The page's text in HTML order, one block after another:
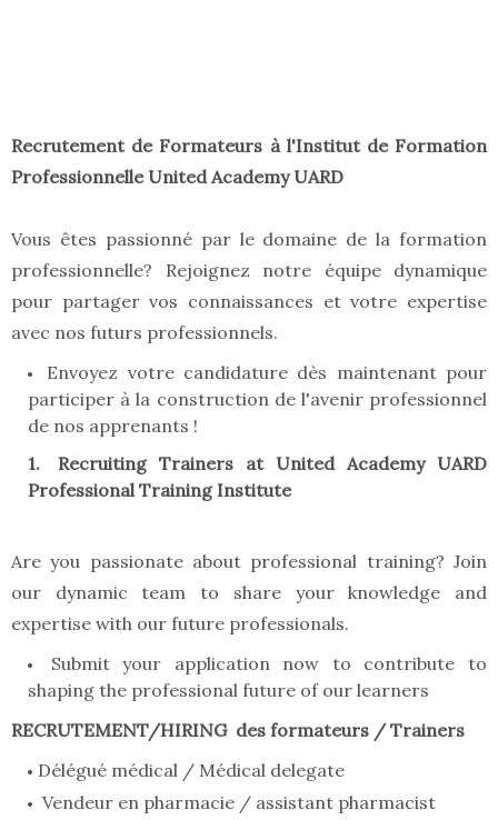
Recrutement de Formateurs à l'Institut de Formation
Professionnelle United Academy UARD
Vous êtes passionné par le domaine de la formation
professionnelle? Rejoignez notre équipe dynamique
pour partager vos connaissances et votre expertise
avec nos futurs professionnels.
Envoyez votre candidature dès maintenant pour
participer à la construction de l'avenir professionnel
de nos apprenants !
Recruiting Trainers at United Academy UARD
Professional Training Institute
Are you passionate about professional training? Join
our dynamic team to share your knowledge and
expertise with our future professionals.
Submit your application now to contribute to
shaping the professional future of our learners
RECRUTEMENT/HIRING des formateurs / Trainers
Délégué médical / Médical delegate
Vendeur en pharmacie / assistant pharmacist